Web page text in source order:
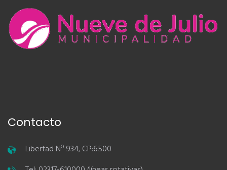
Contacto
Libertad Nº 934, CP:6500